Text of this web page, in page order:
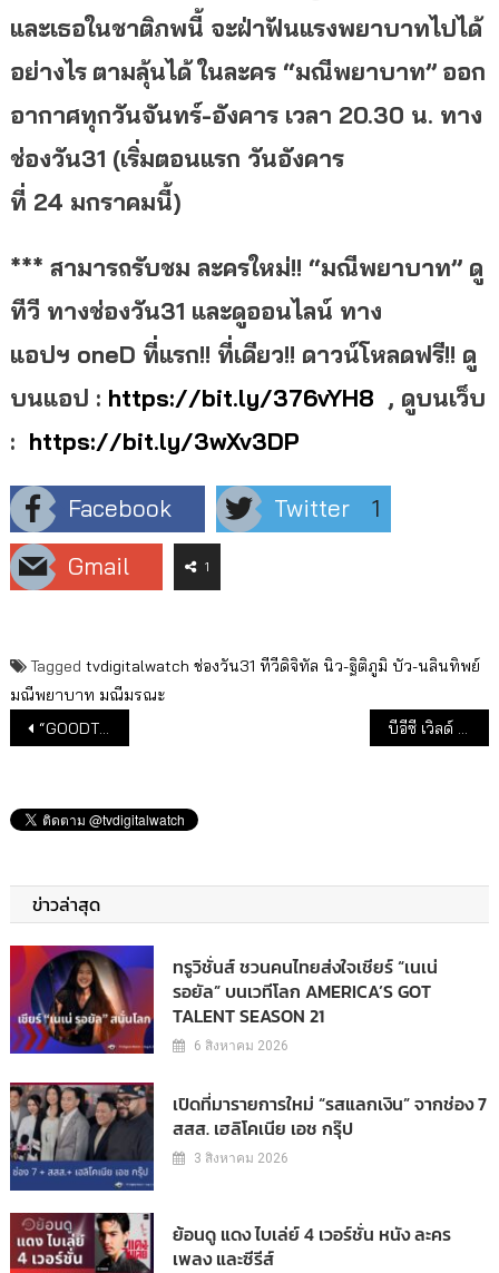
และเธอในชาติภพนี้ จะฝ่าฟันแรงพยาบาทไปได้
อย่างไร ตามลุ้นได้ ในละคร “มณีพยาบาท” ออก
อากาศทุกวันจันทร์-อังคาร เวลา 20.30 น. ทาง
ช่องวัน31 (เริ่มตอนแรก วันอังคาร
ที่ 24 มกราคมนี้)
*** สามารถรับชม ละครใหม่!! “มณีพยาบาท” ดู
ทีวี ทางช่องวัน31 และดูออนไลน์ ทาง
แอปฯ oneD ที่แรก!! ที่เดียว!! ดาวน์โหลดฟรี!! ดู
บนแอป : https://bit.ly/376vYH8 , ดูบนเว็บ
: https://bit.ly/3wXv3DP
Facebook Twitter
1
Gmail
1
Tagged tvdigitalwatch ช่องวัน31 ทีวีดิจิทัล นิว-ฐิติภูมิ บัว-นลินทิพย์
มณีพยาบาท มณีมรณะ
แนะแนวเรื่อง
“GOODTIME RADIO” ปรับผังรับปีใหม่ บีอีซี เวิลด์ จับมือ I.E. Entertainment ลุยตลาดละครในต่างประเทศ
ข่าวล่าสุด
ทรูวิชั่นส์ ชวนคนไทยส่งใจเชียร์ “เนเน่
รอยัล” บนเวทีโลก AMERICA’S GOT
TALENT SEASON 21
6 สิงหาคม 2026
เปิดที่มารายการใหม่ “รสแลกเงิน” จากช่อง 7
สสส. เฮลิโคเนีย เอช กรุ๊ป
3 สิงหาคม 2026
ย้อนดู แดง ไบเล่ย์ 4 เวอร์ชั่น หนัง ละคร
เพลง และซีรีส์